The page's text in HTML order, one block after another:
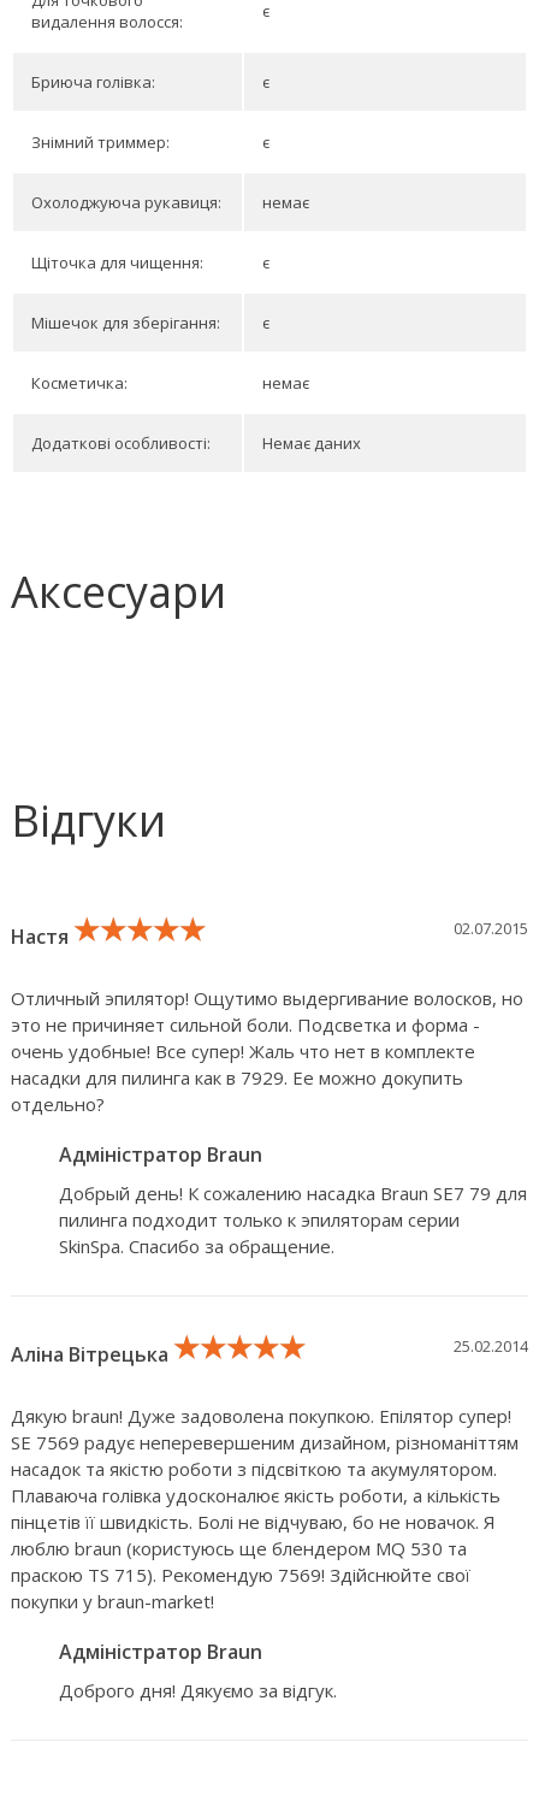
видалення волосся:
є
Бриюча голівка: є
Знімний триммер: є
Охолоджуюча рукавиця: немає
Щіточка для чищення: є
Мішечок для зберігання: є
Косметичка: немає
Додаткові особливості: Немає даних
Аксесуари
Відгуки
Настя ★★★★★
★★★★★
★★★★★ 02.07.2015
Отличный эпилятор! Ощутимо выдергивание волосков, но
это не причиняет сильной боли. Подсветка и форма -
очень удобные! Все супер! Жаль что нет в комплекте
насадки для пилинга как в 7929. Ее можно докупить
отдельно?
Адміністратор Braun
Добрый день! К сожалению насадка Braun SE7 79 для
пилинга подходит только к эпиляторам серии
SkinSpa. Спасибо за обращение.
Аліна Вітрецька ★★★★★
★★★★★
★★★★★ 25.02.2014
Дякую braun! Дуже задоволена покупкою. Епілятор супер!
SE 7569 радує неперевершеним дизайном, різноманіттям
насадок та якістю роботи з підсвіткою та акумулятором.
Плаваюча голівка удосконалює якість роботи, а кількість
пінцетів її швидкість. Болі не відчуваю, бо не новачок. Я
люблю braun (користуюсь ще блендером MQ 530 та
праскою TS 715). Рекомендую 7569! Здійснюйте свої
покупки у braun-market!
Адміністратор Braun
Доброго дня! Дякуємо за відгук.